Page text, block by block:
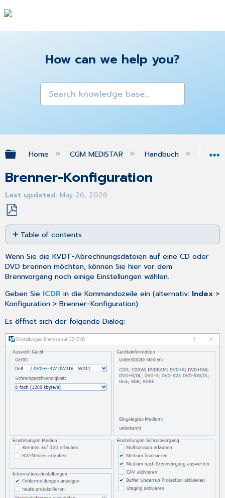
How can we help you?
Expand/collapse global hierarchy
Home CGM MEDISTAR Handbuch
Brenner-Konfiguration
Last updated May 26, 2026
Save
as
PDF
Table of contents
Gerät
Geräteinformationen
Einstellungen
Medien
Einstellungen
Wenn Sie die KVDT-Abrechnungsdateien auf eine CD oder
DVD brennen möchten, können Sie hier vor dem
Brennvorgang noch einige Einstellungen wählen.
Geben Sie ICDR in die Kommandozeile ein (alternativ: Index >
Konfiguration > Brenner-Konfiguration).
Es öffnet sich der folgende Dialog: